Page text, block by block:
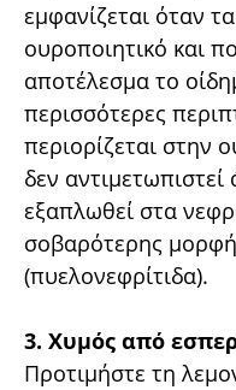
εμφανίζεται όταν
ουροποιητικό και
αποτέλεσμα το
περισσότερες
περιορίζεται στην
δεν
εξαπλωθεί στα
σοβαρότερης
(πυελονεφρίτιδα).
3. Χυμός από
Προτιμήστε τη